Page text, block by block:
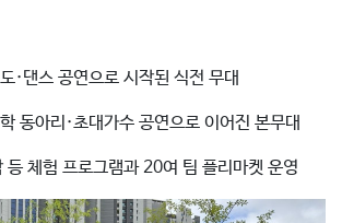
·댄스 공연으로 시작된 식전 무대
동아리·초대가수 공연으로 이어진 본무대
등 체험 프로그램과 20여 팀 플리마켓 운영